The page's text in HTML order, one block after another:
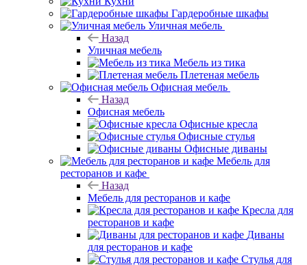
Гардеробные шкафы
Уличная мебель
Назад
Уличная мебель
Мебель из тика
Плетеная мебель
Офисная мебель
Назад
Офисная мебель
Офисные кресла
Офисные стулья
Офисные диваны
Мебель для
ресторанов и кафе
Назад
Мебель для ресторанов и кафе
Кресла для
ресторанов и кафе
Диваны
для ресторанов и кафе
Стулья для